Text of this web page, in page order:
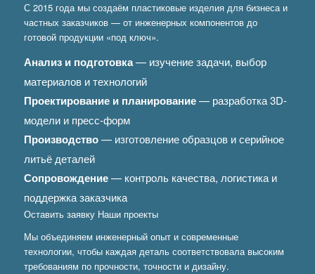
С 2015 года мы создаём пластиковые изделия для бизнеса и
частных заказчиков — от инженерных компонентов до
готовой продукции «под ключ».
Анализ и подготовка— изучение задачи, выбор
материалов и технологий
Проектирование и планирование— разработка 3D-
модели и пресс-форм
Производство— изготовление образцов и серийное
литьё деталей
Сопровождение— контроль качества, логистика и
поддержка заказчика
Оставить заявку Наши проекты
Мы объединяем инженерный опыт и современные
технологии, чтобы каждая деталь соответствовала высоким
требованиям по прочности, точности и дизайну.